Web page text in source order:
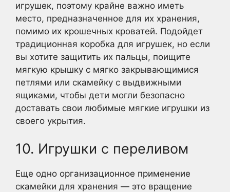
игрушек, поэтому крайне важно иметь
место, предназначенное для их хранения,
помимо их крошечных кроватей. Подойдет
традиционная коробка для игрушек, но если
вы хотите защитить их пальцы, поищите
мягкую крышку с мягко закрывающимися
петлями или скамейку с выдвижными
ящиками, чтобы дети могли безопасно
доставать свои любимые мягкие игрушки из
своего укрытия.
10. Игрушки с переливом
Еще одно организационное применение
скамейки для хранения — это вращение